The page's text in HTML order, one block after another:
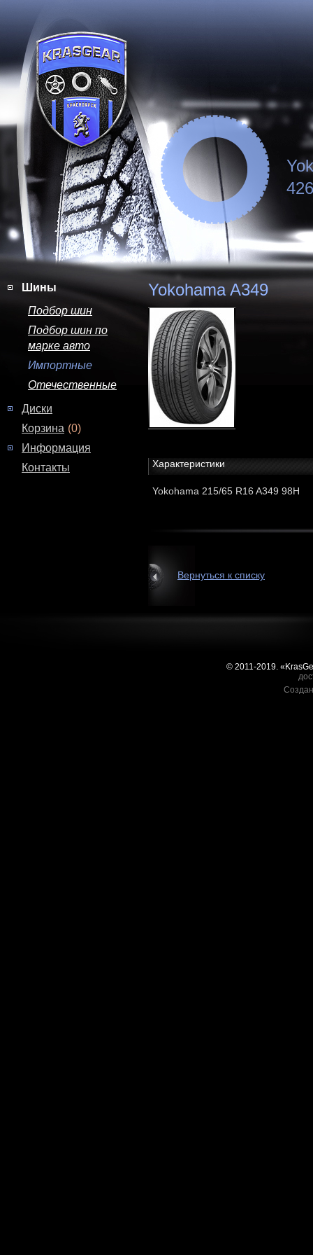
Шины
Подбор шин
Подбор шин по
марке авто
Импортные
Отечественные
Диски
Корзина (0)
Информация
Контакты
Yokohama A349
Характеристики
Yokohama 215/65 R16 A349 98H
Вернуться к списку
© 2011-2019.